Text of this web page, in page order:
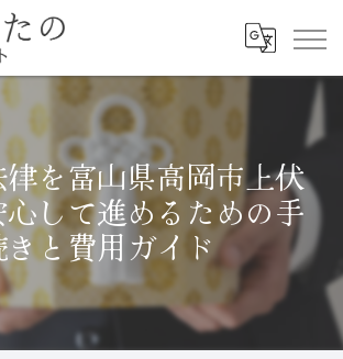
を富山県高岡市上伏
して進めるための手
と費用ガイド